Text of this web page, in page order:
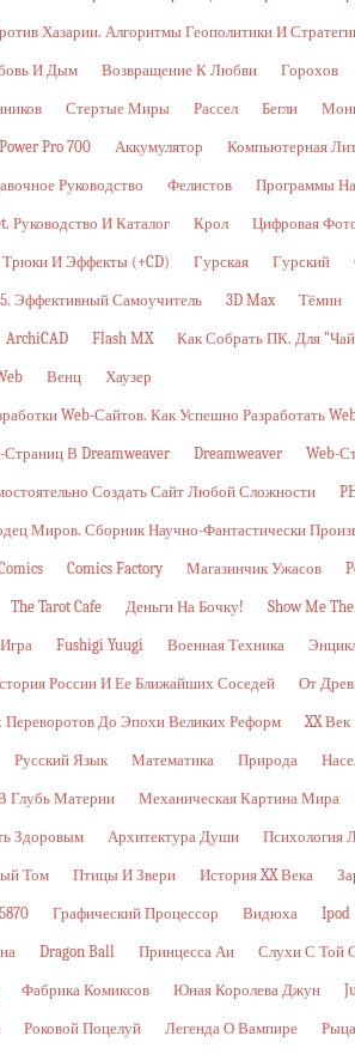
Хазарии. Алгоритмы Геополитики И
И Дым Возвращение К Любви Горохов
Стертые Миры Рассел Бегли
Pro 700 Аккумулятор Компьютерная
Руководство Фелистов Программы
Руководство И Каталог Крол Цифровая
Трюки И Эффекты (+CD) Гурская Гурский
Эффективный Самоучитель 3D Max Тёмин
ArchiCAD Flash MX Как Собрать ПК. Для
Венц Хаузер
Web-Сайтов. Как Успешно Разработать
Страниц В Dreamweaver Dreamweaver Web-
Создать Сайт Любой Сложности
Миров. Сборник Научно-Фантастически
Comics Factory Магазинчик Ужасов
The Tarot Cafe Деньги На Бочку! Show Me
Fushigi Yuugi Военная Техника
России И Ее Ближайших Соседей От
До Эпохи Великих Реформ XX Век
Русский Язык Математика Природа
Глубь Материи Механическая Картина Мира
Здоровым Архитектура Души Психология
Том Птицы И Звери История XX Века
Графический Процессор Видюха Ipod
Dragon Ball Принцесса Аи Слухи С Той
Фабрика Комиксов Юная Королева Джун
Роковой Поцелуй Легенда О Вампире